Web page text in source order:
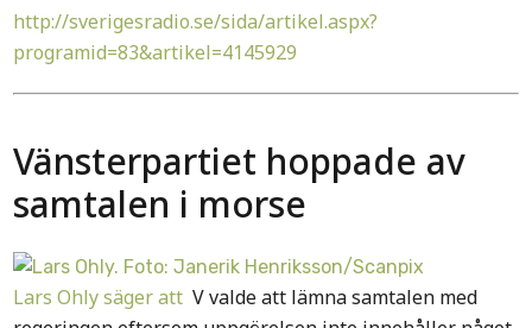
http://sverigesradio.se/sida/artikel.aspx?
programid=83&artikel=4145929
Vänsterpartiet hoppade av
samtalen i morse
Lars Ohly säger att V valde att lämna samtalen med